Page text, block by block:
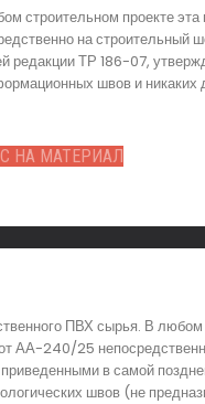
проекте эта
на строительный
ТР 186-07,
швов и
НА МАТЕРИАЛ
ПВХ сырья. В
АА-240/25
в самой
швов (не